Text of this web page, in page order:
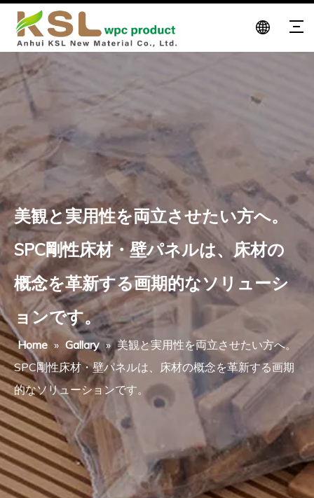
美観と実用性を両立させたい方へ。
SPC剛性床材・壁パネルは、床材の
概念を革新する画期的なソリューシ
ョンです。
Home » Gallary » 美観と実用性を両立させたい方へ。
SPC剛性床材・壁パネルは、床材の概念を革新する画期
的なソリューションです。